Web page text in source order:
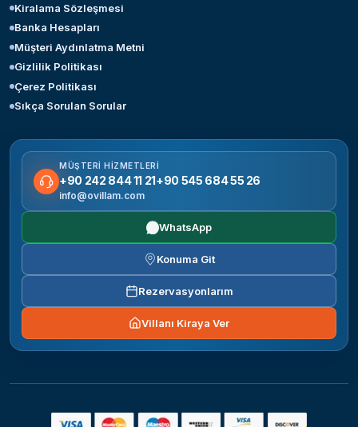
Kiralama Sözleşmesi
Banka Hesapları
Müşteri Aydınlatma Metni
Gizlilik Politikası
Çerez Politikası
Sıkça Sorulan Sorular
MÜŞTERI HIZMETLERI
+90 242 844 11 21+90 545 684 55 26
info@ovillam.com
WhatsApp
Konuma Git
Rezervasyonlarım
Villanı Kiraya Ver